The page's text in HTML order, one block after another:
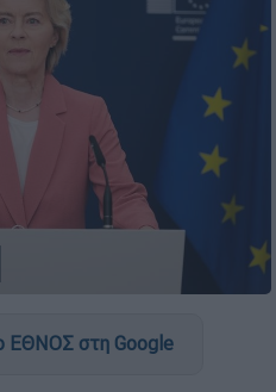
ΕΘΝΟΣ στη Google